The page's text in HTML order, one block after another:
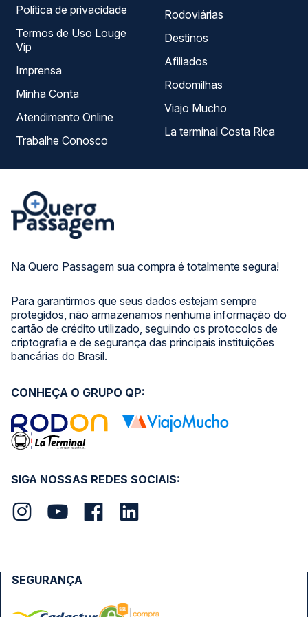
Na Quero Passagem sua compra é totalmente segura!
Para garantirmos que seus dados estejam sempre
protegidos, não armazenamos nenhuma informação do
cartão de crédito utilizado, seguindo os protocolos de
criptografia e de segurança das principais instituições
bancárias do Brasil.
Política de privacidade
Termos de Uso Louge
Vip
Imprensa
Minha Conta
Atendimento Online
Trabalhe Conosco
Rodoviárias
Destinos
Afiliados
Rodomilhas
Viajo Mucho
La terminal Costa Rica
SIGA NOSSAS REDES SOCIAIS:
CONHEÇA O GRUPO QP:
SEGURANÇA